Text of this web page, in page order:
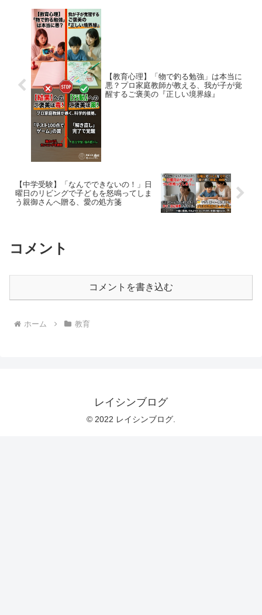
【教育心理】「物で釣る勉強」は本当に
悪？プロ家庭教師が教える、我が子が覚
醒するご褒美の『正しい境界線』
【中学受験】「なんでできないの！」日
曜日のリビングで子どもを怒鳴ってしま
う親御さんへ贈る、愛の処方箋
コメント
コメントを書き込む
ホーム 教育
レイシンブログ
© 2022 レイシンブログ.